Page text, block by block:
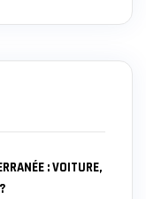
: VOITURE,